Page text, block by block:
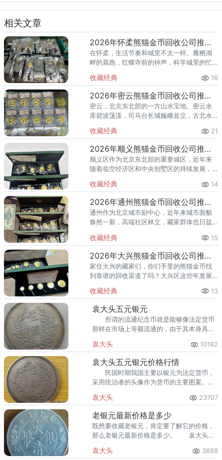
相关文章
2026年怀柔熊猫金币回收公司推荐 怀柔哪里回收熊猫金币
在怀柔，生活节奏和城里不太一样。雁栖湖
畔的晨跑，红螺寺前的钟声，科学城里的忙
值。熊猫金币作为兼具投资与收藏属性的热
门品种，在怀柔的藏家圈子里一
收藏经典 16
2026年密云熊猫金币回收公司推荐 密云回收熊猫金币正规渠道
密云，北京东北部的一方山水宝地。密云水
库碧波荡漾，司马台长城巍峨耸立，古北水
的土地上，越来越多的人开始关注钱币收
藏，熊猫金币凭借其国家法定货币
收藏经典 21
2026年顺义熊猫金币回收公司推荐 顺义回收熊猫金币渠道
顺义区作为北京东北部的重要城区，近年来
随着临空经济区和中央别墅区的持续发展，
量也在稳步增长。然而，不少顺义藏家在考
虑出手熊猫金币时，总会遇到一
收藏经典 14
2026年通州熊猫金币回收公司推荐 通州出手熊猫金币藏家该选哪家？
通州作为北京城市副中心，近年来城市面貌
焕然一新，高端社区林立，藏家群体也日益
爱琴海购物公园，从行政办公区到运河商务
区，关注钱币收藏的人越来越多
收藏经典 15
2026年大兴熊猫金币回收公司推荐 大兴藏家必看，上门回收安全变现
家住大兴的藏家们，你们手里的熊猫金币找
到靠谱的回收渠道了吗？大兴区这些年发展
熊猫金币回收，不少大兴藏家还是犯愁——
本地专业的回收点太少了，想去
收藏经典 13
袁大头五元银元
所谓的流通纪念币就是能够像法定货币
那样在市场上等额流通的，由于其本身具备
收藏市场的追捧也是正常的情况。
袁大头 10182
袁大头五元银元价格行情
民国时期我国主要以银元为法定货币，
采用统治者的头像作为货币的主要图案。不
众没有批准，此版模子便由此作废。
袁大头 23707
老银元最新价格是多少
既然要收藏老银元，肯定要了解它的价格，
那么老银元最新价格是多少。 袁大头三
袁大头 3688